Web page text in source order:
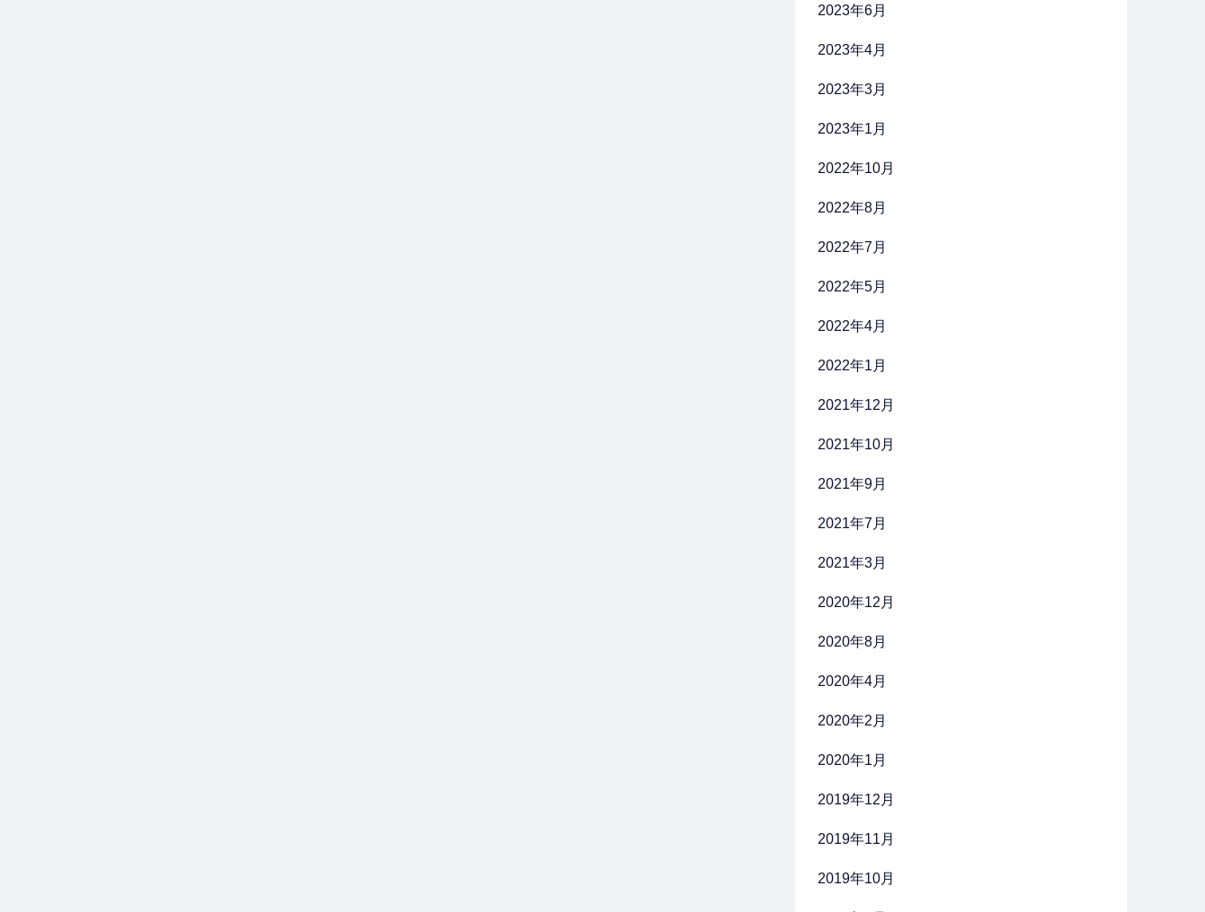
2023年6月
2023年4月
2023年3月
2023年1月
2022年10月
2022年8月
2022年7月
2022年5月
2022年4月
2022年1月
2021年12月
2021年10月
2021年9月
2021年7月
2021年3月
2020年12月
2020年8月
2020年4月
2020年2月
2020年1月
2019年12月
2019年11月
2019年10月